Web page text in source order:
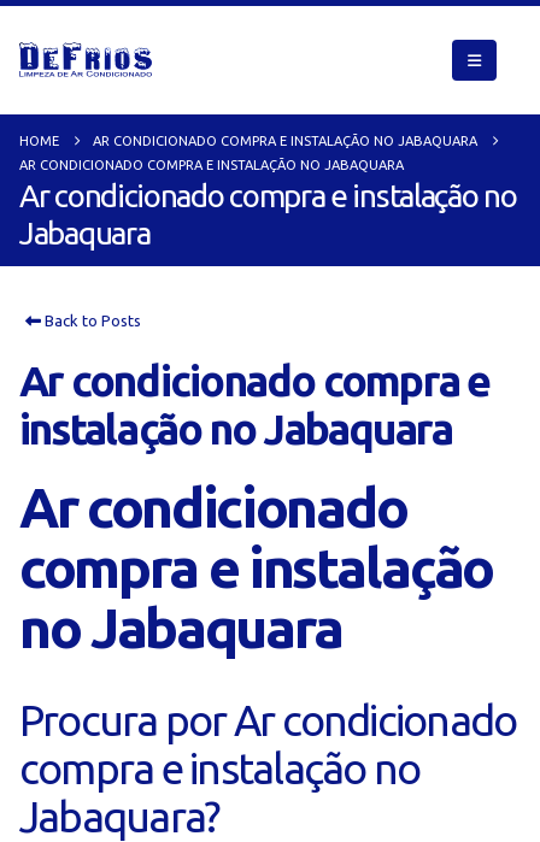
HOME
AR CONDICIONADO COMPRA E INSTALAÇÃO NO JABAQUARA
AR CONDICIONADO COMPRA E INSTALAÇÃO NO JABAQUARA
Ar condicionado compra e instalação no
Jabaquara
Back to Posts
Ar condicionado compra e
instalação no Jabaquara
Ar condicionado
compra e instalação
no Jabaquara
Procura por Ar condicionado
compra e instalação no
Jabaquara?